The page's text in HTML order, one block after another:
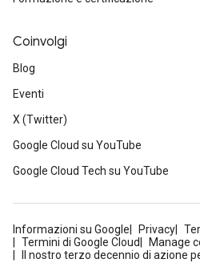
Coinvolgi
Blog
Eventi
X (Twitter)
Google Cloud su YouTube
Google Cloud Tech su YouTube
Informazioni su Google Privacy
Termini di Google Cloud
Manage
Il nostro terzo decennio di azione